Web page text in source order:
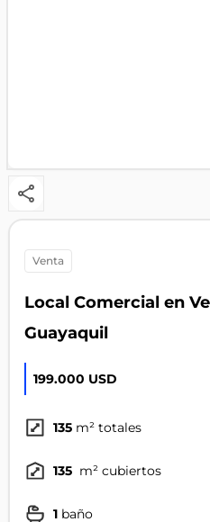
venta
Local Comercial en
Guayaquil
199.000 USD
135 m² totales
135 m² cubiertos
1 baño